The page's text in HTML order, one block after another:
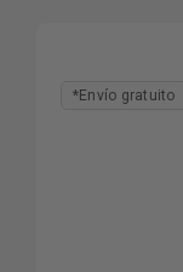
*Envío gratuito